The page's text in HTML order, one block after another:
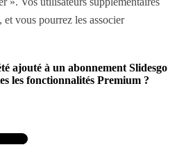
et vous pourrez les associer
ajouté à un abonnement Slidesgo
les fonctionnalités Premium ?